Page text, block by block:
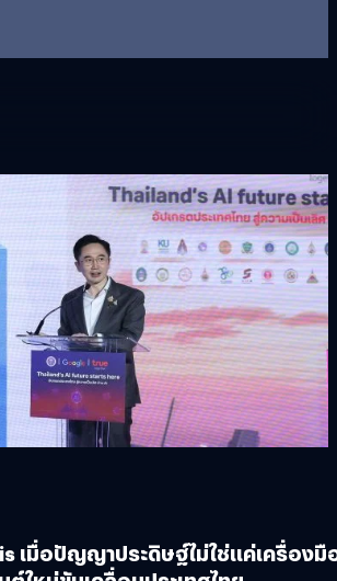
เมื่อปัญญาประดิษฐ์ไม่ใช่แค่เครื่องมื